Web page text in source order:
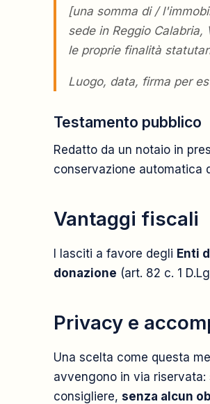
[una somma di /
sede in Reggio
le proprie finalità
Luogo, data, firma per
Testamento pubblico
Redatto da un notaio in
conservazione automatica
Vantaggi fiscali
I lasciti a favore degli Enti
donazione (art. 82 c. 1
Privacy e
Una scelta come questa
avvengono in via
consigliere, senza alcun